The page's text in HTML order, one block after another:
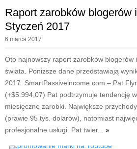
Raport zarobków blogerów
Styczeń 2017
6 marca 2017
Oto najnowszy raport zarobków blogerów
świata. Poniższe dane przedstawiają
2017. SmartPassivelncome.com – Pat
(+$5.994,07) Pat podtrzymuje tendencję
miesięczne zarobki. Największe
(prawie 95 tys. dolarów), natomiast
profesjonalne usługi. Pat twier... »